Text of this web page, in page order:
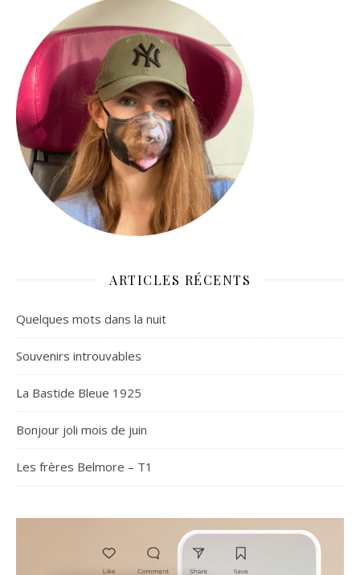
ARTICLES RÉCENTS
Quelques mots dans la nuit
Souvenirs introuvables
La Bastide Bleue 1925
Bonjour joli mois de juin
Les frères Belmore – T1